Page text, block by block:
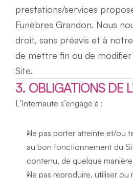
prestations/services
Funèbres Grandon. Nous
droit, sans préavis et à
de mettre fin ou de
Site.
3. OBLIGATIONS DE
L’Internaute s’engage à :
Ne pas porter atteinte et/ou
au bon fonctionnement du
contenu, de quelque
Ne pas reproduire, utiliser ou